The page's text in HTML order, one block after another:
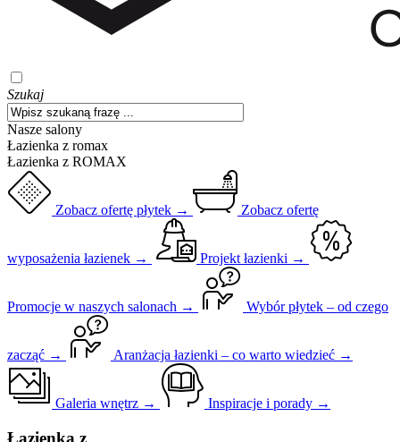
Szukaj
Nasze salony
Łazienka z romax
Łazienka z ROMAX
Zobacz ofertę płytek → Zobacz ofertę
wyposażenia łazienek → Projekt łazienki →
Promocje w naszych salonach → Wybór płytek – od czego
zacząć → Aranżacja łazienki – co warto wiedzieć →
Galeria wnętrz → Inspiracje i porady →
Łazienka z